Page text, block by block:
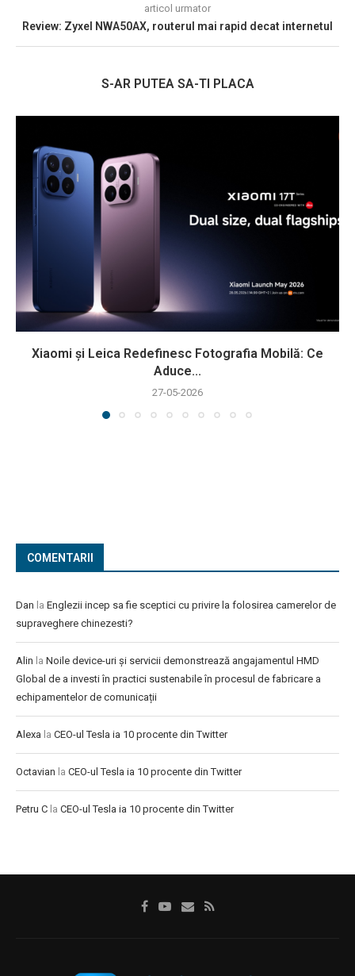
articol urmator
Review: Zyxel NWA50AX, routerul mai rapid decat internetul
S-AR PUTEA SA-TI PLACA
Xiaomi și Leica Redefinesc Fotografia Mobilă: Ce
Aduce...
27-05-2026
COMENTARII
Dan la Englezii incep sa fie sceptici cu privire la folosirea camerelor de
supraveghere chinezesti?
Alin la Noile device-uri și servicii demonstrează angajamentul HMD
Global de a investi în practici sustenabile în procesul de fabricare a
echipamentelor de comunicații
Alexa la CEO-ul Tesla ia 10 procente din Twitter
Octavian la CEO-ul Tesla ia 10 procente din Twitter
Petru C la CEO-ul Tesla ia 10 procente din Twitter